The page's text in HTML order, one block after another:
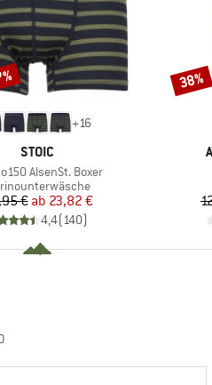
+16
MARKE
STOIC
AlsenSt. Boxer
Preis
€ reduzierter Preis
ab 23,82 €
4,4(140)
Rabatt
38%